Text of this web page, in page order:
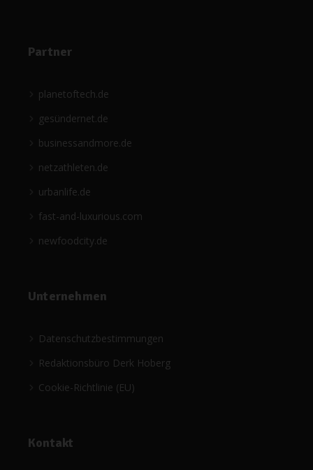
Partner
planetoftech.de
gesündernet.de
businessandmore.de
netzathleten.de
urbanlife.de
fast-and-luxurious.com
newfoodcity.de
Unternehmen
Datenschutzbestimmungen
Redaktionsbüro Derk Hoberg
Cookie-Richtlinie (EU)
Kontakt